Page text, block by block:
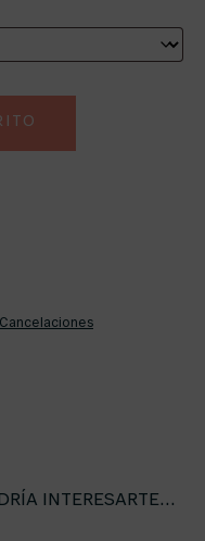
INTERESARTE...